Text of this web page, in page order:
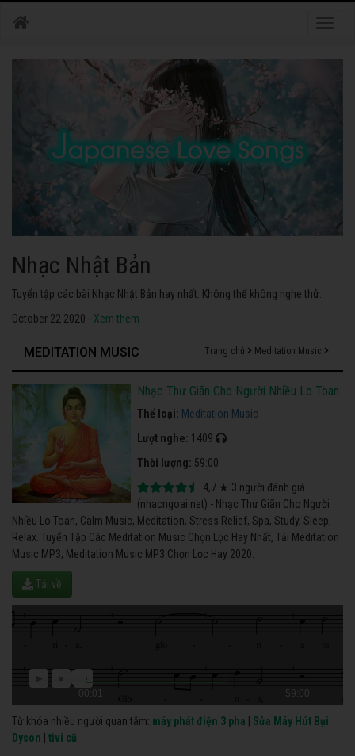
Nhạc Nhật Bản
Tuyển tập các bài Nhạc Nhật Bản hay nhất. Không thể không nghe thử.
October 22 2020 - Xem thêm
MEDITATION MUSIC Trang chủ Meditation Music
Nhạc Thư Giãn Cho Người Nhiều Lo Toan
Thể loại: Meditation Music
Lượt nghe: 1409
Thời lượng: 59:00
4,7 ★ 3 người đánh giá
(nhacngoai.net) - Nhạc Thư Giãn Cho Người
Nhiều Lo Toan, Calm Music, Meditation, Stress Relief, Spa, Study, Sleep,
Relax. Tuyển Tập Các Meditation Music Chọn Lọc Hay Nhất, Tải Meditation
Music MP3, Meditation Music MP3 Chọn Lọc Hay 2020.
Tải về
00:01 59:00
Từ khóa nhiều người quan tâm: máy phát điện 3 pha
Sửa Máy Hút Bụi
Dyson
tivi cũ